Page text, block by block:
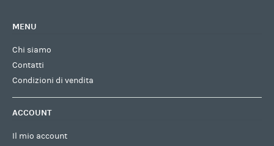
MENU
Chi siamo
Contatti
Condizioni di vendita
ACCOUNT
Il mio account